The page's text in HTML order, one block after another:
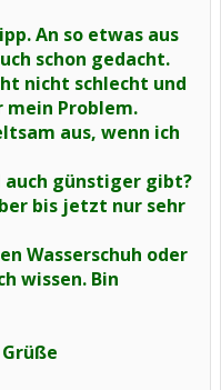
An so etwas aus
schon gedacht.
nicht schlecht und
Problem.
aus, wenn ich
auch günstiger gibt?
bis jetzt nur sehr
Wasserschuh oder
wissen. Bin